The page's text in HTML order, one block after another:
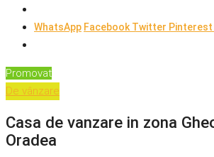
WhatsApp FacebookTwitter Pinterest
Promovat
De vânzare
Casa de vanzare in zona
Oradea